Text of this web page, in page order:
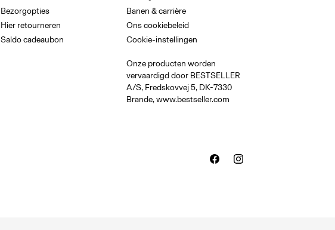
Bezorgopties
Hier retourneren
Saldo cadeaubon
Banen & carrière
Ons cookiebeleid
Cookie-instellingen
Onze producten worden
vervaardigd door BESTSELLER
A/S, Fredskovvej 5, DK-7330
Brande,www.bestseller.com